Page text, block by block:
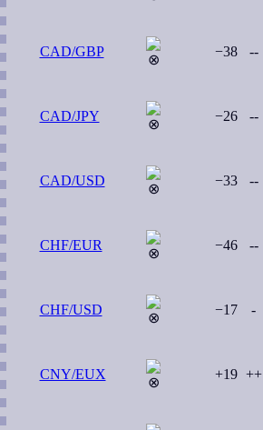
CAD/GBP −38 --
CAD/JPY −26 --
CAD/USD −33 --
CHF/EUR −46 --
CHF/USD −17 -
CNY/EUX +19 ++